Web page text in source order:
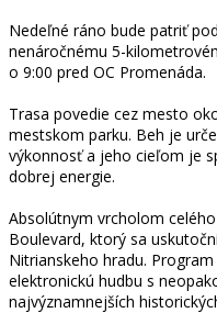
Nedeľné ráno bude patriť
nenáročnému 5-
o 9:00 pred OC Promenáda.
Trasa povedie cez mesto
mestskom parku. Beh je
výkonnosť a jeho cieľom je
dobrej energie.
Absolútnym vrcholom
Boulevard, ktorý sa
Nitrianskeho hradu.
elektronickú hudbu s
najvýznamnejších